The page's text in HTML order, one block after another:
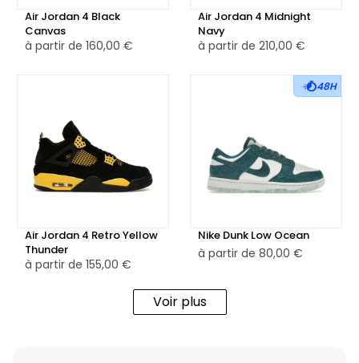
Air Jordan 4 Black
Canvas
à partir de 160,00 €
Air Jordan 4 Midnight
Navy
à partir de 210,00 €
Air Jordan 4 Retro Yellow
Thunder
à partir de 155,00 €
48H
Nike Dunk Low Ocean
à partir de 80,00 €
Voir plus